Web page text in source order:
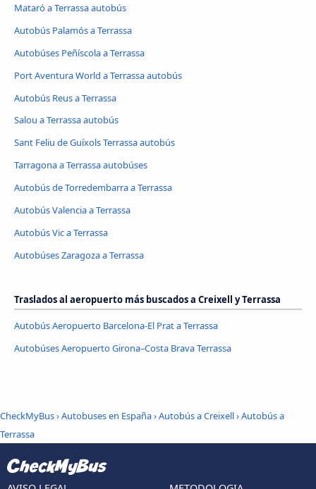
Mataró a Terrassa autobús
Autobús Palamós a Terrassa
Autobúses Peñíscola a Terrassa
Port Aventura World a Terrassa autobús
Autobús Reus a Terrassa
Salou a Terrassa autobús
Sant Feliu de Guíxols Terrassa autobús
Tarragona a Terrassa autobúses
Autobús de Torredembarra a Terrassa
Autobús Valencia a Terrassa
Autobús Vic a Terrassa
Autobúses Zaragoza a Terrassa
Traslados al aeropuerto más buscados a Creixell y Terrassa
Autobús Aeropuerto Barcelona-El Prat a Terrassa
Autobúses Aeropuerto Girona–Costa Brava Terrassa
CheckMyBus›Autobuses en España›Autobús a Creixell›Autobús a
Terrassa